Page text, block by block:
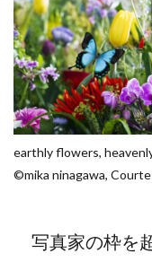
earthly flowers,
©mika ninagawa,
写真家の枠を